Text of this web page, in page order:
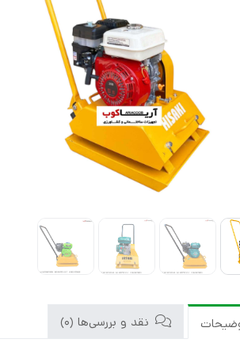
نقد و بررسی‌ها (0)